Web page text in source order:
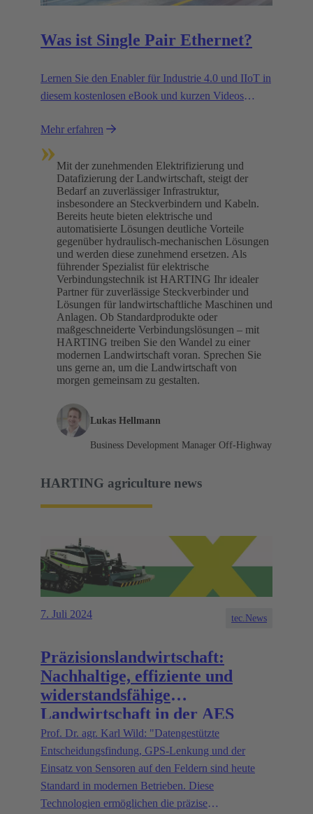
Was ist Single Pair Ethernet?
Lernen Sie den Enabler für Industrie 4.0 und IIoT in
diesem kostenlosen eBook und kurzen Videos
Mehr erfahren
» Mit der zunehmenden Elektrifizierung und
Datafizierung der Landwirtschaft, steigt der
Bedarf an zuverlässiger Infrastruktur,
insbesondere an Steckverbindern und Kabeln.
Bereits heute bieten elektrische und
automatisierte Lösungen deutliche Vorteile
gegenüber hydraulisch-mechanischen Lösungen
und werden diese zunehmend ersetzen. Als
führender Spezialist für elektrische
Verbindungstechnik ist HARTING Ihr idealer
Partner für zuverlässige Steckverbinder und
Lösungen für landwirtschaftliche Maschinen und
Anlagen. Ob Standardprodukte oder
maßgeschneiderte Verbindungslösungen – mit
HARTING treiben Sie den Wandel zu einer
modernen Landwirtschaft voran. Sprechen Sie
uns gerne an, um die Landwirtschaft von
morgen gemeinsam zu gestalten.
Lukas Hellmann
Business Development Manager Off-Highway
HARTING agriculture news
7. Juli 2024 tec.News
Präzisionslandwirtschaft:
Nachhaltige, effiziente und
widerstandsfähige
Landwirtschaft in der AES
Prof. Dr. agr. Karl Wild: "Datengestützte
Entscheidungsfindung, GPS-Lenkung und der
Einsatz von Sensoren auf den Feldern sind heute
Standard in modernen Betrieben. Diese
Technologien ermöglichen die präzise